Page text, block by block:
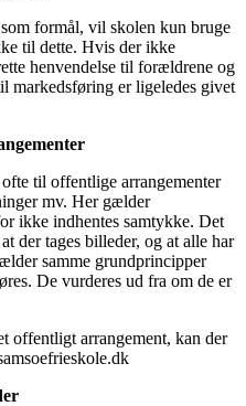
formål, vil skolen kun bruge
til dette. Hvis der ikke
henvendelse til forældrene og
markedsføring er ligeledes givet
til offentlige arrangementer
mv. Her gælder
ikke indhentes samtykke. Det
der tages billeder, og at alle har
samme grundprincipper
De vurderes ud fra om de er
offentligt arrangement, kan der